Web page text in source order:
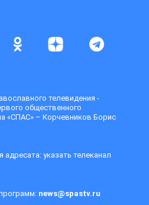
телевидения -
общественного
«СПАС» – Корчевников Борис
адресата: указать телеканал
news@spastv.ru